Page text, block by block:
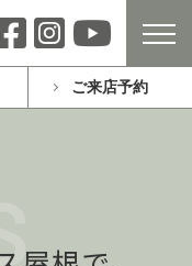
ご来店予約